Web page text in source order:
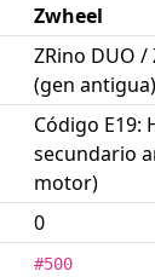
Zwheel
ZRino DUO /
(gen antigua)
Código E19:
secundario
motor)
0
#500